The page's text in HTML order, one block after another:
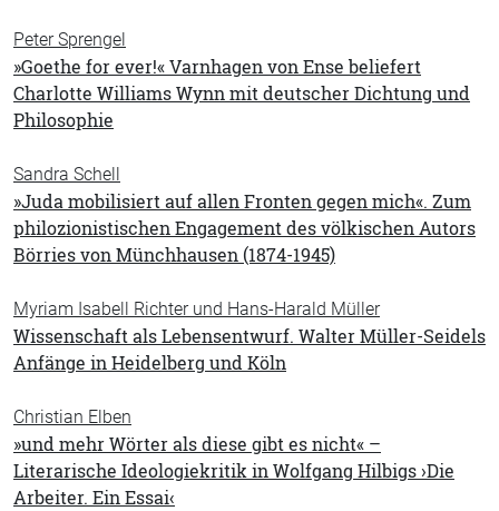
Peter Sprengel
»Goethe for ever!« Varnhagen von Ense beliefert
Charlotte Williams Wynn mit deutscher Dichtung und
Philosophie
Sandra Schell
»Juda mobilisiert auf allen Fronten gegen mich«. Zum
philozionistischen Engagement des völkischen Autors
Börries von Münchhausen (1874-1945)
Myriam Isabell Richter und Hans-Harald Müller
Wissenschaft als Lebensentwurf. Walter Müller-Seidels
Anfänge in Heidelberg und Köln
Christian Elben
»und mehr Wörter als diese gibt es nicht« –
Literarische Ideologiekritik in Wolfgang Hilbigs ›Die
Arbeiter. Ein Essai‹